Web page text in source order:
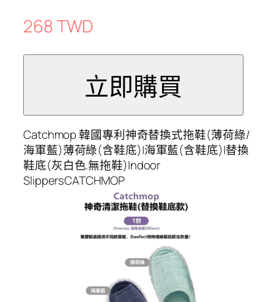
268 TWD
Catchmop 韓國專利神奇替換式拖鞋(薄荷綠/
海軍藍)薄荷綠(含鞋底)|海軍藍(含鞋底)|替換
鞋底(灰白色.無拖鞋)Indoor
SlippersCATCHMOP